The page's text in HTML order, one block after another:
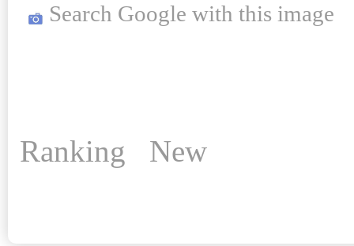
Search Google with this image
Ranking New